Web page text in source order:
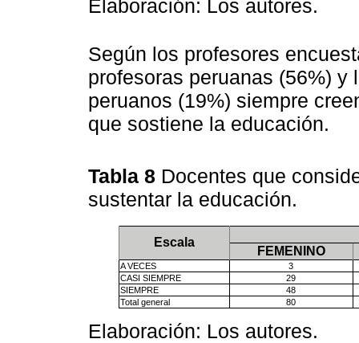
Elaboración: Los autores.
Según los profesores
profesoras peruanas (56%)
peruanos (19%) siempre
que sostiene la educación.
Tabla 8 Docentes que
sustentar la educación.
Escala
FEMENINO
A VECES
3
CASI SIEMPRE
29
SIEMPRE
48
Total general
80
Elaboración: Los autores.